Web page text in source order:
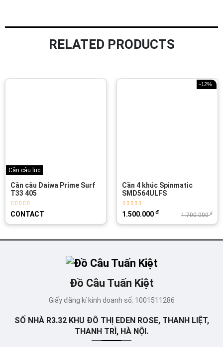
RELATED PRODUCTS
Cần 4 khúc Spinmatic
SMD564ULFS
1.500.000
-10%
Cần Lure DAIWA
CROSSFIRE 662MHB
500.000đ
450.000đ
Đồ Câu Tuấn Kiệt
Giấy đăng kí kinh doanh số: 1001511286
SỐ NHÀ R3.32 KHU ĐÔ THỊ EDEN ROSE, THANH LIỆT,
THANH TRÌ, HÀ NỘI.